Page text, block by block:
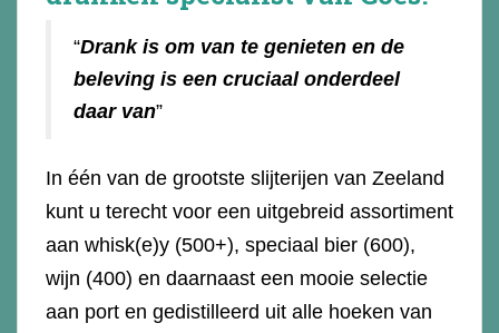
“Drank is om van te genieten en de
beleving is een cruciaal onderdeel
daar van”
In één van de grootste slijterijen van Zeeland
kunt u terecht voor een uitgebreid assortiment
aan whisk(e)y (500+), speciaal bier (600),
wijn (400) en daarnaast een mooie selectie
aan port en gedistilleerd uit alle hoeken van